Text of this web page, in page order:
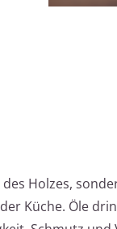
Holzes,
Küche. Öle